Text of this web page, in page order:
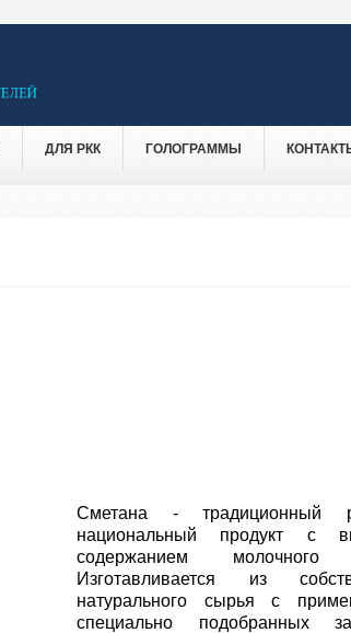
ДЛЯ РКК ГОЛОГРАММЫ
Сметана - традиционный
национальный продукт с
содержанием молочного
Изготавливается из
натурального сырья с
специально подобранных